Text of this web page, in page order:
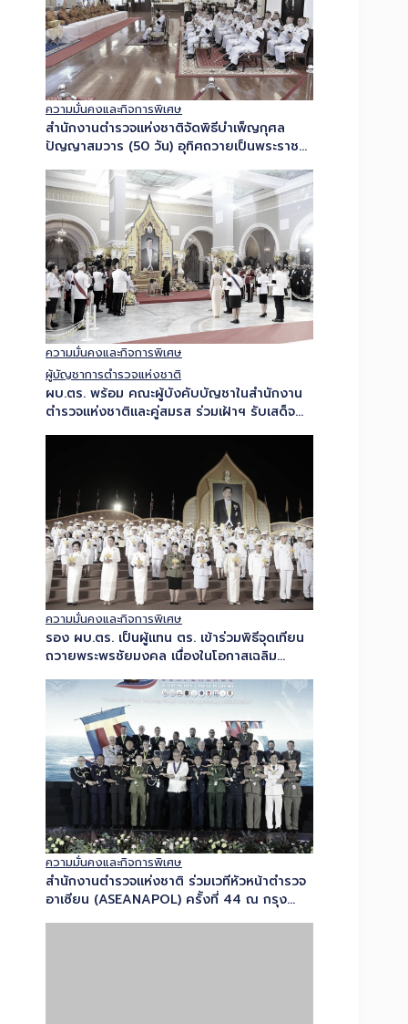
ความมั่นคงและกิจการพิเศษ
สำนักงานตำรวจแห่งชาติจัดพิธีบำเพ็ญกุศล
ปัญญาสมวาร (50 วัน) อุทิศถวายเป็นพระราช
กุศลแด่ สมเด็จพระเจ้าลูกเธอ เจ้าฟ้าพัชรกิติยา
ภา นเรนทิราเทพยวดี กรมหลวงราชสาริณีสิริ
ความมั่นคงและกิจการพิเศษ
ผู้บัญชาการตำรวจแห่งชาติ
ผบ.ตร. พร้อม คณะผู้บังคับบัญชาในสำนักงาน
ตำรวจแห่งชาติและคู่สมรส ร่วมเฝ้าฯ รับเสด็จ
สมเด็จพระกนิษฐาธิราชเจ้า กรมสมเด็จพระเทพ
รัตนราชสุดาฯ สยามบรมราชกุมารี เสด็จฯ ใน
งานสโมสรสันนิบาตเฉลิมพระเกียรติ…
ความมั่นคงและกิจการพิเศษ
รอง ผบ.ตร. เป็นผู้แทน ตร. เข้าร่วมพิธีจุดเทียน
ถวายพระพรชัยมงคล เนื่องในโอกาสเฉลิม
พระชนมพรรษาพระบาทสมเด็จพระเจ้าอยู่หัว 28
กรกฎาคม 2569…
ความมั่นคงและกิจการพิเศษ
สำนักงานตำรวจแห่งชาติ ร่วมเวทีหัวหน้าตำรวจ
อาเซียน (ASEANAPOL) ครั้งที่ 44 ณ กรุง
มะนิลา ภายใต้แนวคิด “United in…